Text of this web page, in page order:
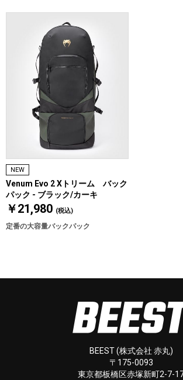
NEW
Venum Evo 2 Xトリーム バック
パック - ブラック/カーキ
￥21,980 (税込)
定番の大容量バックパック
BEEST (株式会社 赤丸)
〒175-0093
東京都板橋区赤塚新町2-7-